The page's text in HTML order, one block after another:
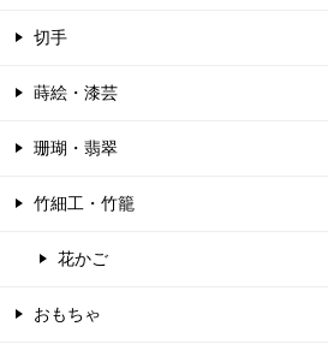
切手
蒔絵・漆芸
珊瑚・翡翠
竹細工・竹籠
花かご
おもちゃ